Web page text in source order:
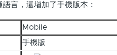
言，還增加了手機版本：
Mobile
手機版